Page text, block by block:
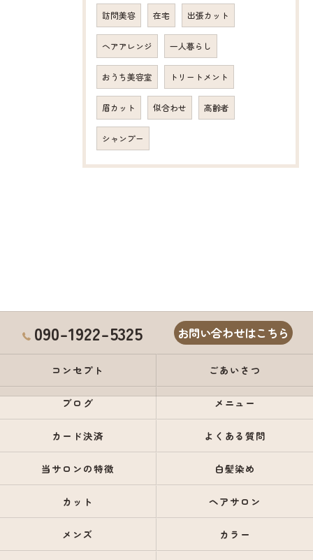
訪問美容 在宅 出張カット
ヘアアレンジ 一人暮らし
おうち美容室 トリートメント
眉カット 似合わせ 高齢者
シャンプー
090-1922-5325 お問い合わせはこちら
コンセプト ごあいさつ
ブログ メニュー
カード決済 よくある質問
当サロンの特徴 白髪染め
カット ヘアサロン
メンズ カラー